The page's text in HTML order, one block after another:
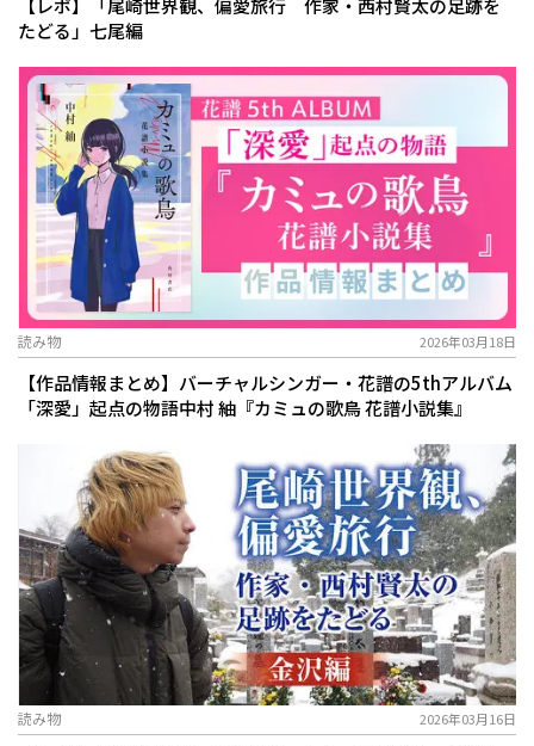
たどる」七尾編
読み物 2026年03月18日
【作品情報まとめ】バーチャルシンガー・花譜の5thアルバム
「深愛」起点の物語――中村 紬『カミュの歌鳥 花譜小説集』
読み物 2026年03月16日